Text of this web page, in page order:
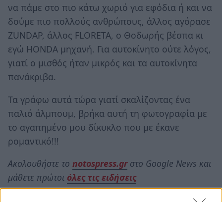
να πάμε στο πιο κάτω χωριό για εφόδια ή και να
δούμε πιο πολλούς ανθρώπους, άλλος αγόρασε
ZUNDAP, άλλος FLORETA, ο Θοδωρής βέσπα κι
εγώ HONDA μηχανή. Για αυτοκίνητο ούτε λόγος,
γιατί ο μισθός ήταν μικρός και τα αυτοκίνητα
πανάκριβα.
Τα γράφω αυτά τώρα γιατί σκαλίζοντας ένα
παλιό άλμπουμ, βρήκα αυτή τη φωτογραφία με
το αγαπημένο μου δίκυκλο που με έκανε
ρομαντικό!!!
Ακολουθήστε το notospress.grστο Google News και
μάθετε πρώτοι όλες τις ειδήσεις